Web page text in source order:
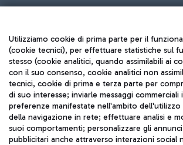
Seguici sui social
TRAVEL JOURNAL
ITA
Utilizziamo cookie di prima parte per il
(cookie tecnici), per effettuare statistiche sul
stesso (cookie analitici, quando assimilabili ai
con il suo consenso, cookie analitici non
tecnici, cookie di prima e terza parte per
di suo interesse; inviarle messaggi commerciali
preferenze manifestate nell'ambito
della navigazione in rete; effettuare analisi e
suoi comportamenti; personalizzare gli
pubblicitari anche attraverso interazioni social